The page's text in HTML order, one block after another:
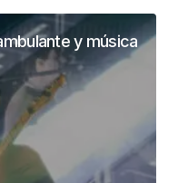
y música